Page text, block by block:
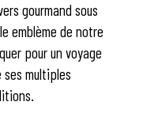
gourmand sous
emblème de notre
pour un voyage
multiples